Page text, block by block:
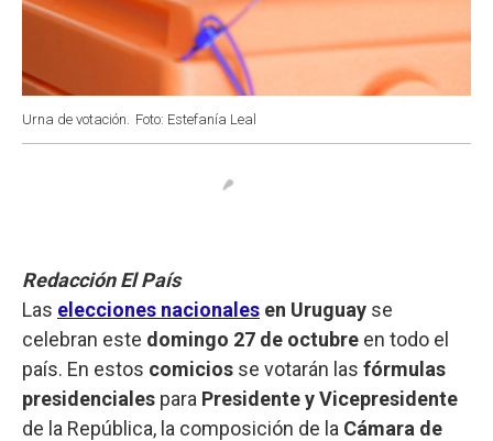
Urna de votación. Foto: Estefanía Leal
Redacción El País
Las elecciones nacionales en Uruguay se
celebran este domingo 27 de octubre en todo el
país. En estos comicios se votarán las fórmulas
presidenciales para Presidente y Vicepresidente
de la República, la composición de la Cámara de